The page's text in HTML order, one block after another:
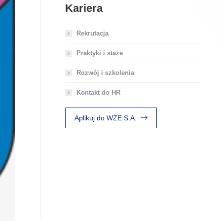
Kariera
Rekrutacja
Praktyki i staże
Rozwój i szkolenia
Kontakt do HR
Aplikuj do WZE S.A.